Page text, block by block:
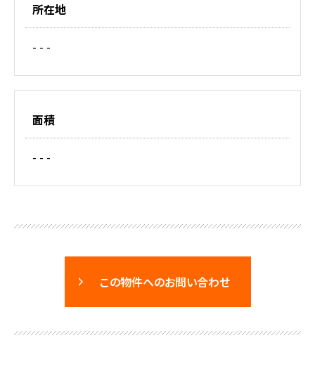
所在地
- - -
面積
- - -
この物件へのお問い合わせ